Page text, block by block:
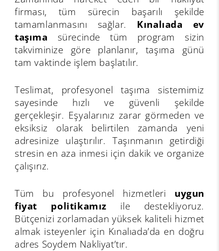
firması, tüm sürecin başarılı şekilde
tamamlanmasını sağlar. Kınalıada ev
taşıma sürecinde tüm program sizin
takviminize göre planlanır, taşıma günü
tam vaktinde işlem başlatılır.
Teslimat, profesyonel taşıma sistemimiz
sayesinde hızlı ve güvenli şekilde
gerçekleşir. Eşyalarınız zarar görmeden ve
eksiksiz olarak belirtilen zamanda yeni
adresinize ulaştırılır. Taşınmanın getirdiği
stresin en aza inmesi için dakik ve organize
çalışırız.
Tüm bu profesyonel hizmetleri uygun
fiyat politikamız ile destekliyoruz.
Bütçenizi zorlamadan yüksek kaliteli hizmet
almak isteyenler için Kınalıada’da en doğru
adres Soydem Nakliyat’tır.